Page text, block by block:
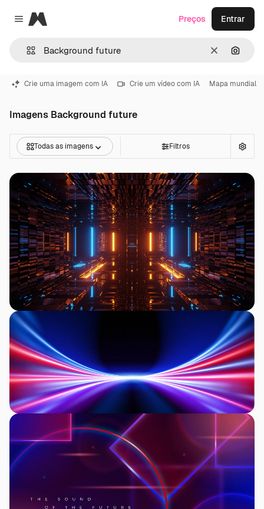
Close menu
Magnific
Limpar
Preços Entrar
Crie uma imagem com IA Crie um vídeo com IA Mapa mundial
Imagens Background future
Todas as imagens Filtros